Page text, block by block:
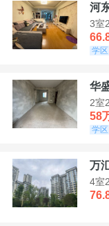
河
3室
学区
华
2室
58
学区
万
4室